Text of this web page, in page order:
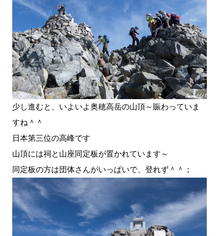
少し進むと、いよいよ奥穂高岳の山頂～賑わっていま
すね＾＾
日本第三位の高峰です
山頂には祠と山座同定板が置かれています～
同定板の方は団体さんがいっぱいで、登れず＾＾；